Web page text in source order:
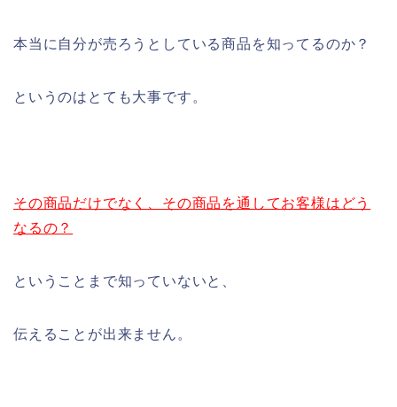
本当に自分が売ろうとしている商品を知ってるのか？
というのはとても大事です。
その商品だけでなく、その商品を通してお客様はどう
なるの？
ということまで知っていないと、
伝えることが出来ません。